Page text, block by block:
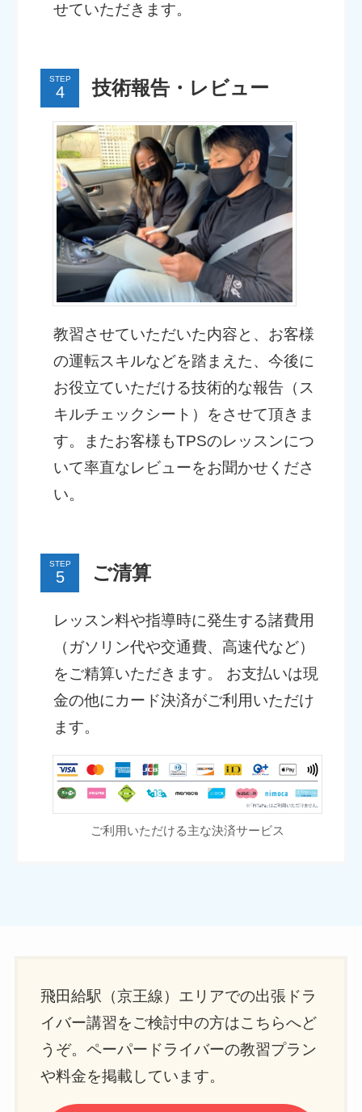
せていただきます。
STEP 技術報告・レビュー
教習させていただいた内容と、お客様
の運転スキルなどを踏まえた、今後に
お役立ていただける技術的な報告（ス
キルチェックシート）をさせて頂きま
す。またお客様もTPSのレッスンにつ
いて率直なレビューをお聞かせくださ
い。
STEP ご清算
レッスン料や指導時に発生する諸費用
（ガソリン代や交通費、高速代など）
をご精算いただきます。 お支払いは現
金の他にカード決済がご利用いただけ
ます。
ご利用いただける主な決済サービス
飛田給駅（京王線）エリアでの出張ドラ
イバー講習をご検討中の方はこちらへど
うぞ。ペーパードライバーの教習プラン
や料金を掲載しています。